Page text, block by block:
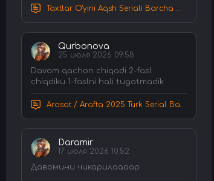
Taxtlar O'yini Aqsh Seriali Barcha Qismlar Uzbek tilida Tarjima Serial HD Skachat
Qurbonova
25 июля 2026 09:58
Davom qachon chiqadi 2-fasl
chiqdiku 1-faslni hali tugatmadik
Arosat / Arafta 2025 Turk Serial Barcha Qismlar Uzbek tilida Tarjima Serial tas-ix skachat
Daramir
17 июля 2026 10:52
Давомини чикарилаааар